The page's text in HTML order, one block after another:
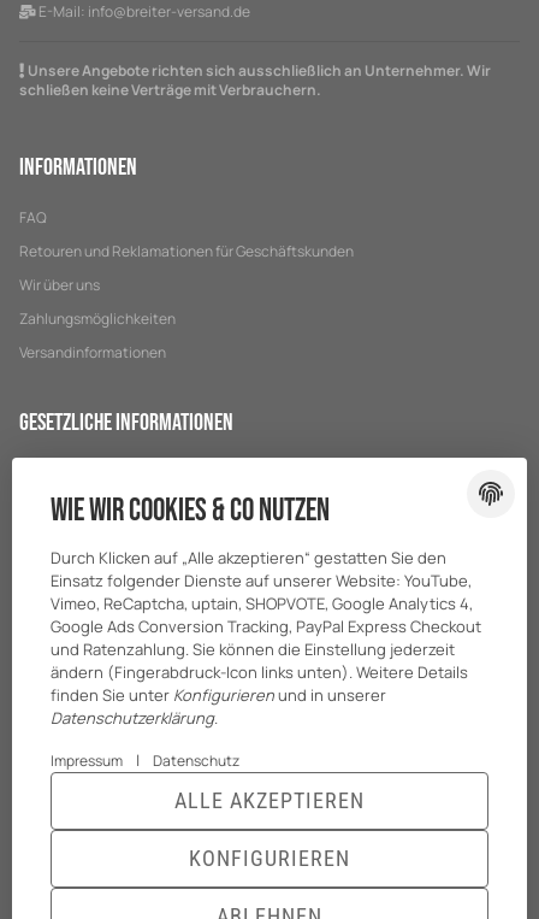
E-Mail: info@breiter-versand.de
Unsere Angebote richten sich ausschließlich an Unternehmer. Wir
schließen keine Verträge mit Verbrauchern.
Informationen
FAQ
Retouren und Reklamationen für Geschäftskunden
Wir über uns
Zahlungsmöglichkeiten
Versandinformationen
Gesetzliche Informationen
Impressum
Batteriegesetzhinweise
Wie wir Cookies & Co nutzen
Durch Klicken auf „Alle akzeptieren“ gestatten Sie den
Einsatz folgender Dienste auf unserer Website: YouTube,
Vimeo, ReCaptcha, uptain, SHOPVOTE, Google Analytics 4,
Google Ads Conversion Tracking, PayPal Express Checkout
und Ratenzahlung. Sie können die Einstellung jederzeit
ändern (Fingerabdruck-Icon links unten). Weitere Details
finden Sie unter Konfigurierenund in unserer
Datenschutzerklärung.
Impressum | Datenschutz
KONFIGURIEREN
ALLE AKZEPTIEREN